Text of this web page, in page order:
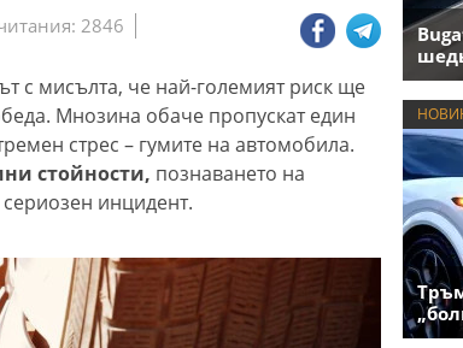
2846
с мисълта, че най-големият риск ще
Мнозина обаче пропускат един
стрес – гумите на автомобила.
стойности, познаването на
инцидент.